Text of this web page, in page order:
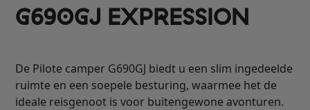
G690GJ EXPRESSION
De Pilote camper G690GJ biedt u een slim ingedeelde
ruimte en een soepele besturing, waarmee het de
ideale reisgenoot is voor buitengewone avonturen.